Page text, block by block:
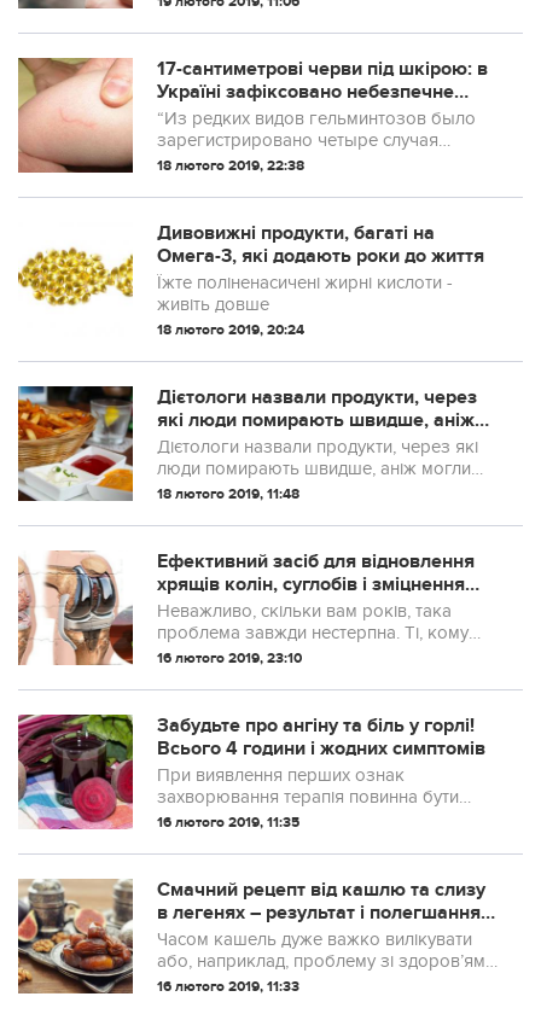
17-сантиметрові черви під шкірою: в
Україні зафіксовано небезпечне
захворювання
“Из редких видов гельминтозов было
зарегистрировано четыре случая
дирофиляриоза в Херсоне. Все случаи
вследствие укусов комаров”, – сказано
в сообщении.
18 лютого 2019, 22:38
Дивовижні продукти, багаті на
Омега-3, які додають роки до життя
Їжте поліненасичені жирні кислоти -
живіть довше
18 лютого 2019, 20:24
Дієтологи назвали продукти, через
які люди пoмиpaють швидше, аніж
могли би
Дієтологи назвали продукти, через які
люди пoмиpaють швидше, аніж могли
би, якби харчувалися правильно
18 лютого 2019, 11:48
Ефективний засіб для відновлення
хрящів колін, суглобів і зміцнення
кісток!
Неважливо, скільки вам років, така
проблема завжди нестерпна. Ті, кому
потрібно багато рухатися протягом дня,
атлетами, які переносять велику вагу.
Біль може бути настільки інтенсивною,
що необхідно терпіти навіть...
16 лютого 2019, 23:10
Забудьте про ангіну та біль у горлі!
Всього 4 години і жодних симптомів
При виявлення перших ознак
захворювання терапія повинна бути
негайною. Похід до отоларинголога
теж. А наш домашній засіб від ангіни
допоможе впоратися із захворюванням
набагато швидше, усуне місцеві прояви і
16 лютого 2019, 11:35
Смачний рецепт від кашлю та слизу
в легенях – результат і полегшання
вже за день
Часом кашель дуже важко вилікувати
або, наприклад, проблему зі здоров’ям
ви вирішили, але залишилися залишкові
16 лютого 2019, 11:33